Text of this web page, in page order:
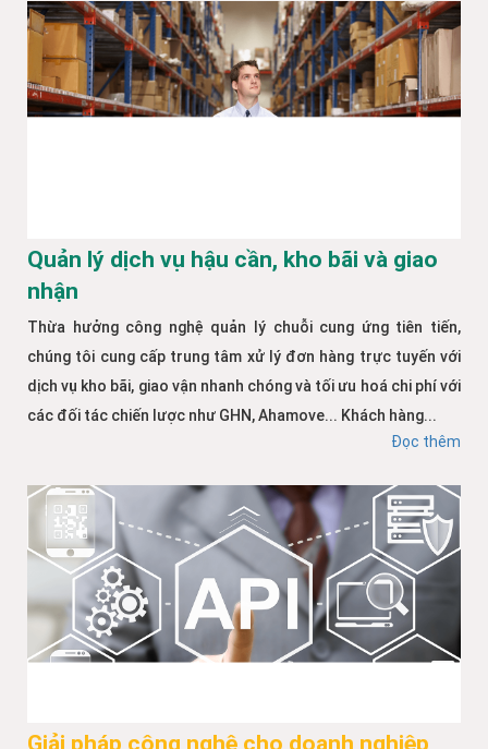
Quản lý dịch vụ hậu cần, kho bãi và giao
nhận
Thừa hưởng công nghệ quản lý chuỗi cung ứng tiên tiến,
chúng tôi cung cấp trung tâm xử lý đơn hàng trực tuyến với
dịch vụ kho bãi, giao vận nhanh chóng và tối ưu hoá chi phí với
các đối tác chiến lược như GHN, Ahamove... Khách hàng...
Đọc thêm
Giải pháp công nghệ cho doanh nghiệp